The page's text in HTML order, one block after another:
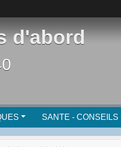
d'abord
SANTE - CONSEILS